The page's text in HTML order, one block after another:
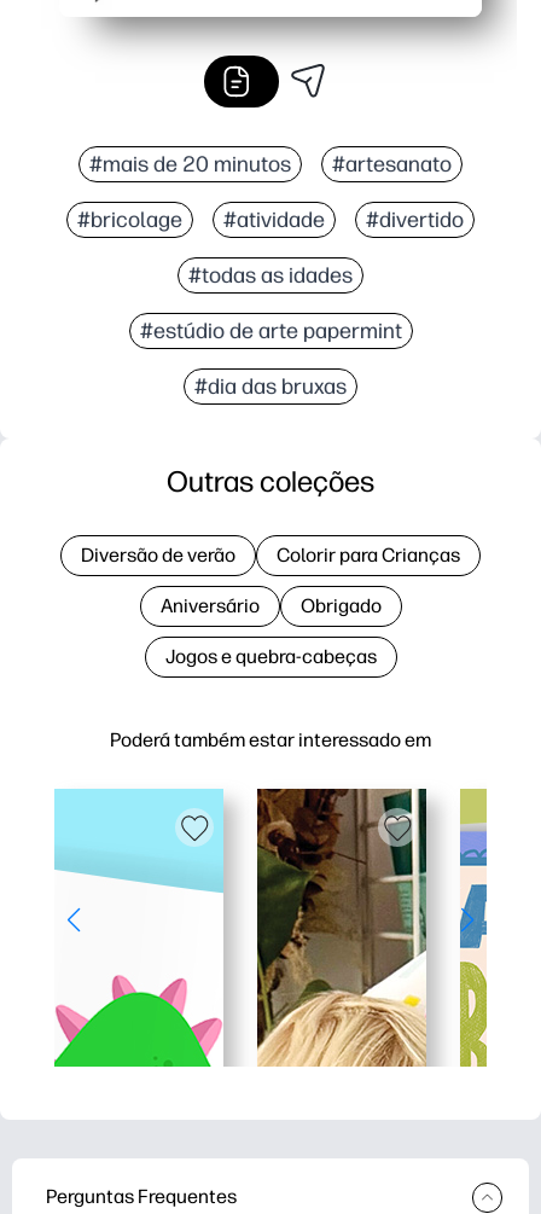
#mais de 20 minutos #artesanato
#bricolage #atividade #divertido
#todas as idades
#estúdio de arte papermint
#dia das bruxas
Poderá também estar interessado em
Outras coleções
Diversão de verão Colorir para Crianças
Aniversário Obrigado
Jogos e quebra-cabeças
Perguntas Frequentes